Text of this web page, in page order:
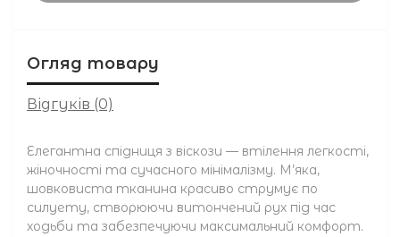
Огляд товару
Відгуків (0)
Елегантна спідниця з віскози — втілення легкості,
жіночності та сучасного мінімалізму. М’яка,
шовковиста тканина красиво струмує по
силуету, створюючи витончений рух під час
ходьби та забезпечуючи максимальний комфорт.